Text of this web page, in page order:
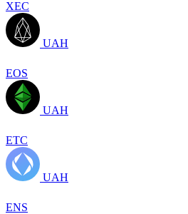
XEC
UAH
EOS
UAH
ETC
UAH
ENS